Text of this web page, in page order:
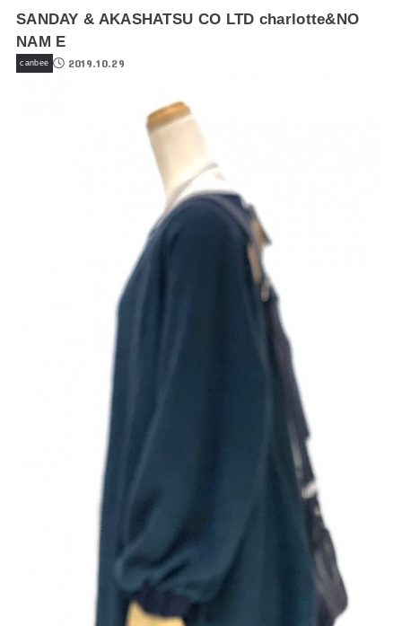
SANDAY & AKASHATSU CO LTD charlotte&NO
NAM E
canbee 2019.10.29